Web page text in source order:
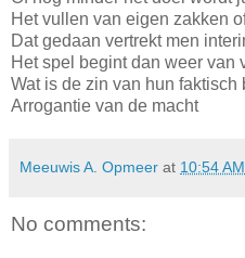
Het vullen van eigen zakken
Dat gedaan vertrekt men
Het spel begint dan weer van
Wat is de zin van hun faktisch
Arrogantie van de macht
Meeuwis A. Opmeer at 10:54 AM
No comments: